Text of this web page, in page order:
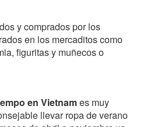
y comprados por los
en los mercaditos como
figuritas y muñecos o
en Vietnames muy
llevar ropa de verano